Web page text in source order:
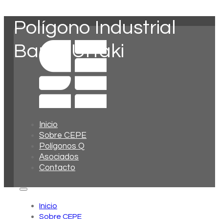
Inicio
Sobre CEPE
Polígonos Q
Asociados
Contacto
Inicio
Sobre CEPE
Polígono Industrial
Barrio Urtaki